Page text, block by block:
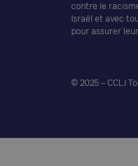
contre le
Israël et avec
pour assurer
© 2025 – CCLJ